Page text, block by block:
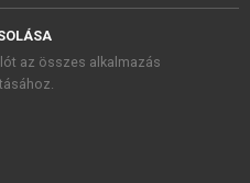
az összes alkalmazás